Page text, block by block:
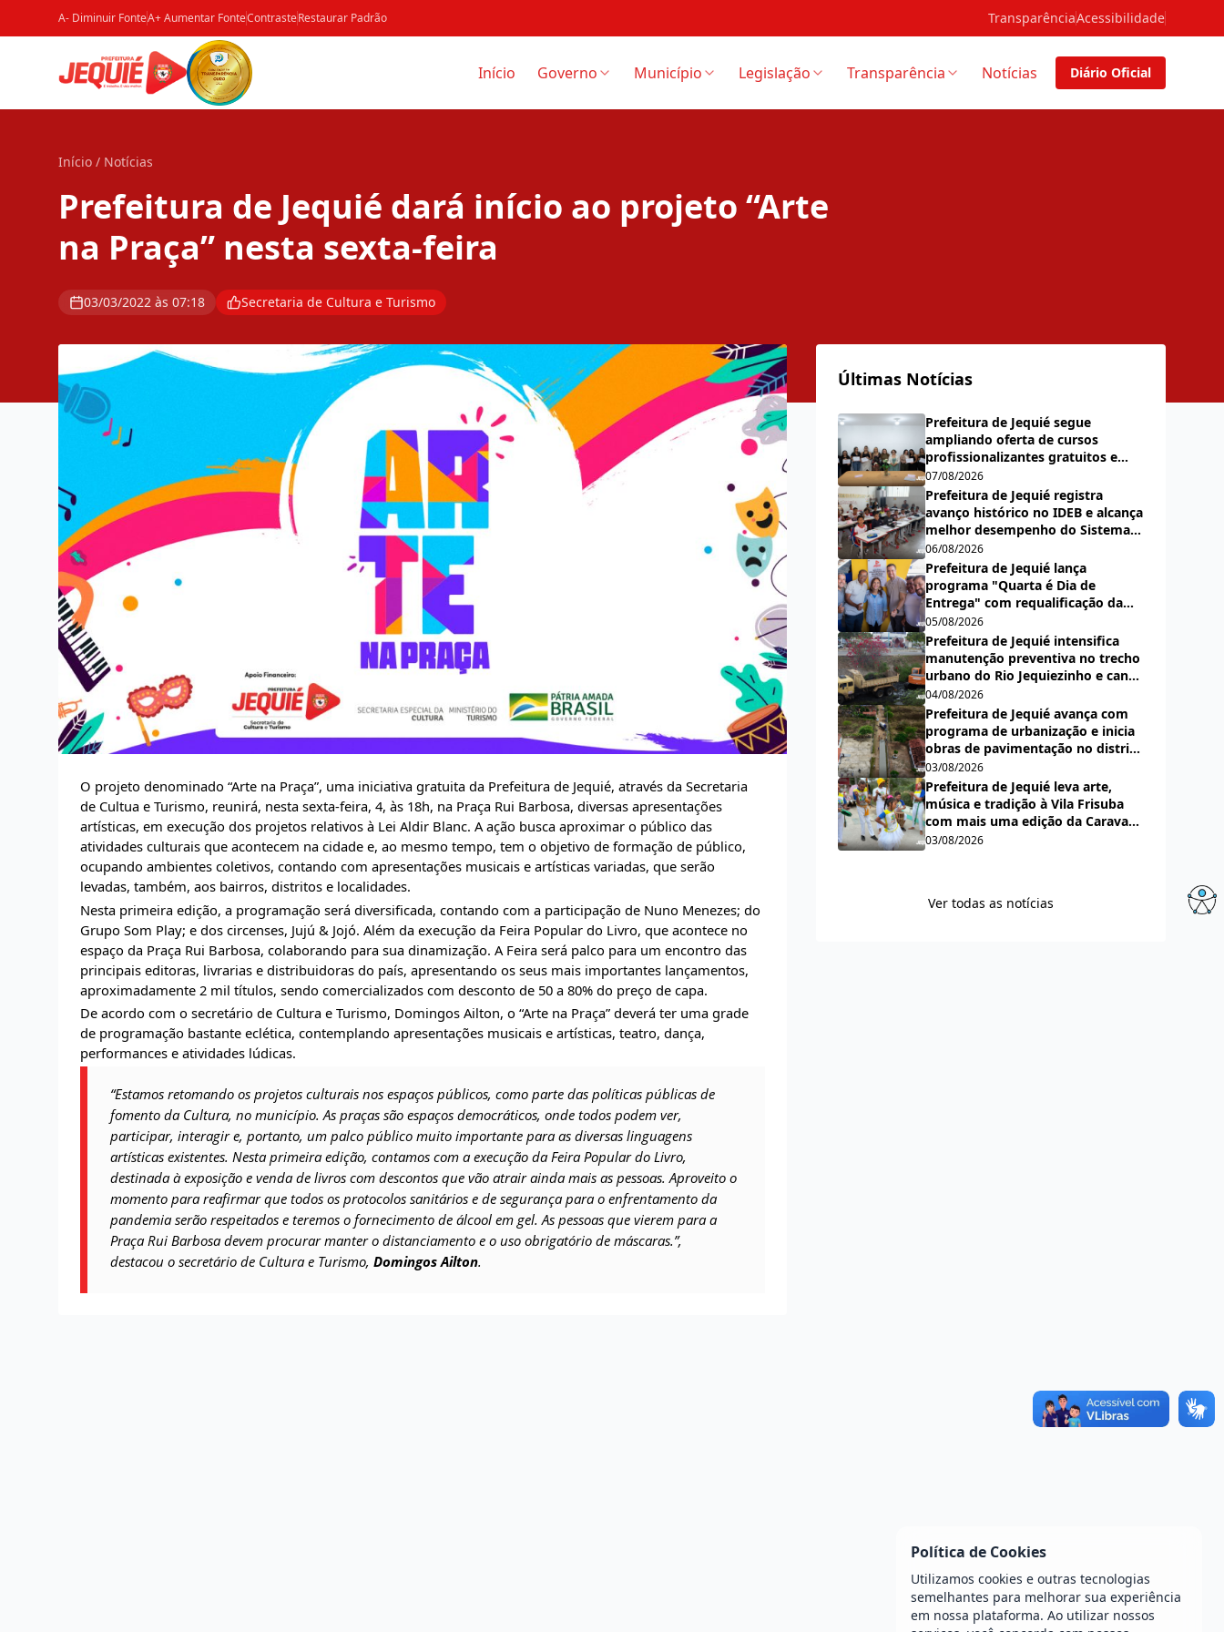
A- Diminuir FonteA+ Aumentar FonteContrasteRestaurar Padrão TransparênciaAcessibilidade
Início Governo Município Legislação Transparência Notícias Diário Oficial
Início / Notícias
Prefeitura de Jequié dará início ao projeto “Arte
na Praça” nesta sexta-feira
03/03/2022 às 07:18 Secretaria de Cultura e Turismo
O projeto denominado “Arte na Praça”, uma iniciativa gratuita da Prefeitura de Jequié, através da Secretaria
de Cultua e Turismo, reunirá, nesta sexta-feira, 4, às 18h, na Praça Rui Barbosa, diversas apresentações
artísticas, em execução dos projetos relativos à Lei Aldir Blanc. A ação busca aproximar o público das
atividades culturais que acontecem na cidade e, ao mesmo tempo, tem o objetivo de formação de público,
ocupando ambientes coletivos, contando com apresentações musicais e artísticas variadas, que serão
levadas, também, aos bairros, distritos e localidades.
Nesta primeira edição, a programação será diversificada, contando com a participação de Nuno Menezes; do
Grupo Som Play; e dos circenses, Jujú & Jojó. Além da execução da Feira Popular do Livro, que acontece no
espaço da Praça Rui Barbosa, colaborando para sua dinamização. A Feira será palco para um encontro das
principais editoras, livrarias e distribuidoras do país, apresentando os seus mais importantes lançamentos,
aproximadamente 2 mil títulos, sendo comercializados com desconto de 50 a 80% do preço de capa.
De acordo com o secretário de Cultura e Turismo, Domingos Ailton, o “Arte na Praça” deverá ter uma grade
de programação bastante eclética, contemplando apresentações musicais e artísticas, teatro, dança,
performances e atividades lúdicas.
“Estamos retomando os projetos culturais nos espaços públicos, como parte das políticas públicas de
fomento da Cultura, no município. As praças são espaços democráticos, onde todos podem ver,
participar, interagir e, portanto, um palco público muito importante para as diversas linguagens
artísticas existentes. Nesta primeira edição, contamos com a execução da Feira Popular do Livro,
destinada à exposição e venda de livros com descontos que vão atrair ainda mais as pessoas. Aproveito o
momento para reafirmar que todos os protocolos sanitários e de segurança para o enfrentamento da
pandemia serão respeitados e teremos o fornecimento de álcool em gel. As pessoas que vierem para a
Praça Rui Barbosa devem procurar manter o distanciamento e o uso obrigatório de máscaras.”,
destacou o secretário de Cultura e Turismo, Domingos Ailton.
Últimas Notícias
Prefeitura de Jequié segue
ampliando oferta de cursos
profissionalizantes gratuitos e
forma nova turma de
cabeleireiras, manicures e
pedicures
07/08/2026
Prefeitura de Jequié registra
avanço histórico no IDEB e alcança
melhor desempenho do Sistema
Municipal de Ensino desde a
criação do índice
06/08/2026
Prefeitura de Jequié lança
programa "Quarta é Dia de
Entrega" com requalificação da
quadra da Escola Municipal Carlos
Aguiar
05/08/2026
Prefeitura de Jequié intensifica
manutenção preventiva no trecho
urbano do Rio Jequiezinho e canal
pluvial do bairro Espírito Santo
04/08/2026
Prefeitura de Jequié avança com
programa de urbanização e inicia
obras de pavimentação no distrito
de Nova Esperança
03/08/2026
Prefeitura de Jequié leva arte,
música e tradição à Vila Frisuba
com mais uma edição da Caravana
Cultural Jorge Salomão
03/08/2026
Ver todas as notícias
Política de Cookies
Utilizamos cookies e outras tecnologias
semelhantes para melhorar sua experiência
em nossa plataforma. Ao utilizar nossos